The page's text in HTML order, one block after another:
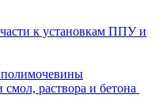
к установкам ППУ и
раствора и бетона